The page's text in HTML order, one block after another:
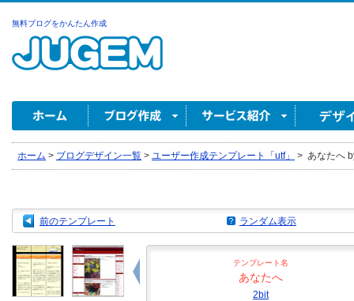
無料ブログをかんたん作成
ホーム > ブログデザイン一覧 > ユーザー作成テンプレート「utf」 > あなたへ
前のテンプレート ランダム表示
テンプレート名
あなたへ
2bit